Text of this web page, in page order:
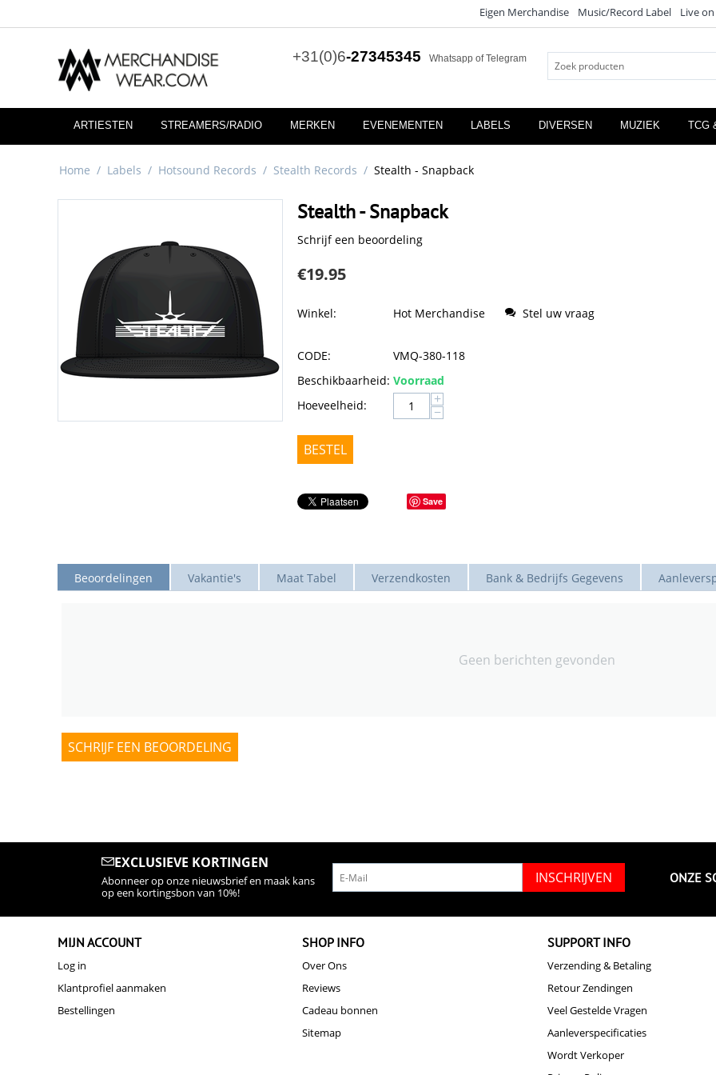
Eigen Merchandise Music/Record Label Live
+31(0)6-27345345 Whatsapp of Telegram
ARTIESTEN STREAMERS/RADIO MERKEN EVENEMENTEN LABELS DIVERSEN MUZIEK TCG
Home / Labels / Hotsound Records / Stealth Records / Stealth - Snapback
Stealth - Snapback
Schrijf een beoordeling
€19.95
Winkel: Hot Merchandise Stel uw vraag
CODE:
VMQ-380-118
Beschikbaarheid: Voorraad
Hoeveelheid:
+
−
BESTEL
Save
Beoordelingen Vakantie's Maat Tabel Verzendkosten Bank & Bedrijfs Gegevens
Geen berichten gevonden
SCHRIJF EEN BEOORDELING
EXCLUSIEVE KORTINGEN
Abonneer op onze nieuwsbrief en maak kans
op een kortingsbon van 10%!
INSCHRIJVEN ONZE
MIJN ACCOUNT
Log in
Klantprofiel aanmaken
Bestellingen
SHOP INFO
Over Ons
Reviews
Cadeau bonnen
Sitemap
SUPPORT INFO
Verzending & Betaling
Retour Zendingen
Veel Gestelde Vragen
Aanleverspecificaties
Wordt Verkoper